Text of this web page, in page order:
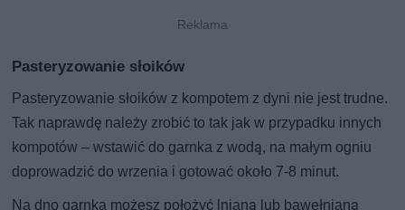
Pasteryzowanie słoików
Pasteryzowanie słoików z kompotem z dyni nie jest trudne.
Tak naprawdę należy zrobić to tak jak w przypadku innych
kompotów – wstawić do garnka z wodą, na małym ogniu
doprowadzić do wrzenia i gotować około 7-8 minut.
Na dno garnka możesz położyć lnianą lub bawełnianą